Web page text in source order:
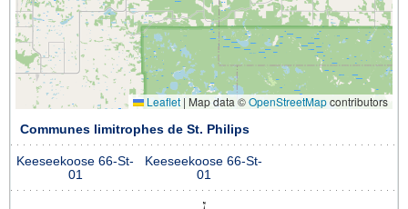
Leaflet | Map data ©OpenStreetMapcontributors
Communes limitrophes de St. Philips
Keeseekoose 66-St-
01
Keeseekoose 66-St-
01